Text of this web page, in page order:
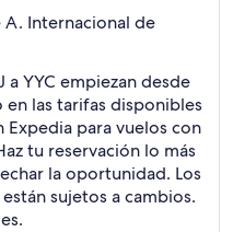
A. Internacional de
a YYC empiezan desde
en las tarifas disponibles
para vuelos con
tu reservación lo más
la oportunidad. Los
sujetos a cambios.